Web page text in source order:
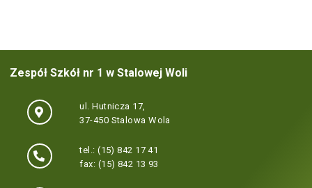
Zespół Szkół nr 1 w Stalowej Woli
ul. Hutnicza 17,
37-450 Stalowa Wola
tel.: (15) 842 17 41
fax: (15) 842 13 93